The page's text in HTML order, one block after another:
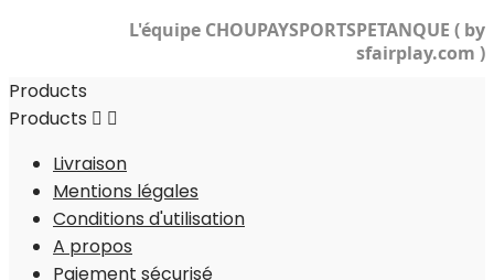
L'équipe CHOUPAYSPORTSPETANQUE ( by
sfairplay.com )
Products
Products  
Livraison
Mentions légales
Conditions d'utilisation
A propos
Paiement sécurisé